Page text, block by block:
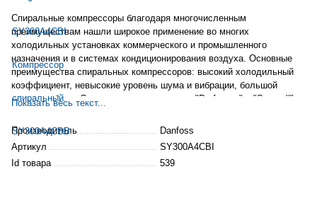
Спиральные компрессоры благодаря многочисленным
преимуществам нашли широкое применение во многих
холодильных установках коммерческого и промышленного
назначения и в системах кондиционирования воздуха. Основные
преимущества спиральных компрессоров: высокий холодильный
коэффициент, невысокие уровень шума и вибрации, большой
ресурс работы. Спиральные компрессоры "Performer" и "Speerall"
превосходя по эффективности другие типы компрессоров.
Показать весь текст...
Производитель
Danfoss
Артикул
SY300A4CBI
Id товара
539